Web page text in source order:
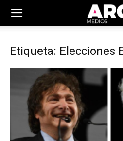
Etiqueta: Elecciones